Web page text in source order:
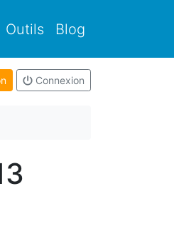
Outils Blog
Connexion